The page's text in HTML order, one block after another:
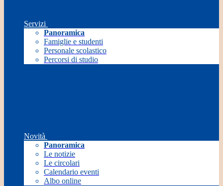
Servizi
Panoramica
Famiglie e studenti
Personale scolastico
Percorsi di studio
Novità
Panoramica
Le notizie
Le circolari
Calendario eventi
Albo online